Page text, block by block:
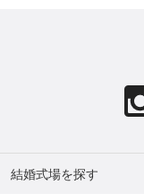
結婚式場を探す